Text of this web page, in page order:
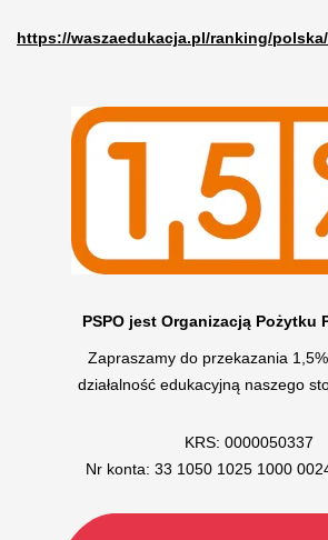
https://waszaedukacja.pl/ranking/
PSPO jest Organizacją Pożytku
Zapraszamy do przekazania
działalność edukacyjną naszego
KRS: 0000050337
Nr konta: 33 1050 1025 1000